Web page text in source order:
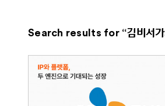
Search results for “김비서가